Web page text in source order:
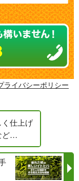
ライバシーポリシー
く仕上げ
ど…